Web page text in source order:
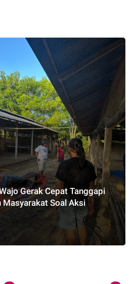
Gerak Cepat Tanggapi
Masyarakat Soal Aksi